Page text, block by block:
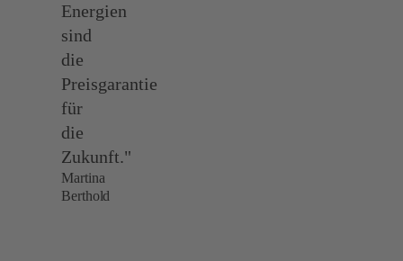
Energien
sind
die
Preisgarantie
für
die
Zukunft."
Martina
Berthold